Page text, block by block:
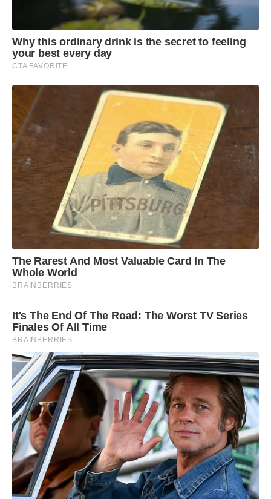
Why this ordinary drink is the secret to feeling
your best every day
CTA FAVORITE
The Rarest And Most Valuable Card In The
Whole World
BRAINBERRIES
It's The End Of The Road: The Worst TV Series
Finales Of All Time
BRAINBERRIES